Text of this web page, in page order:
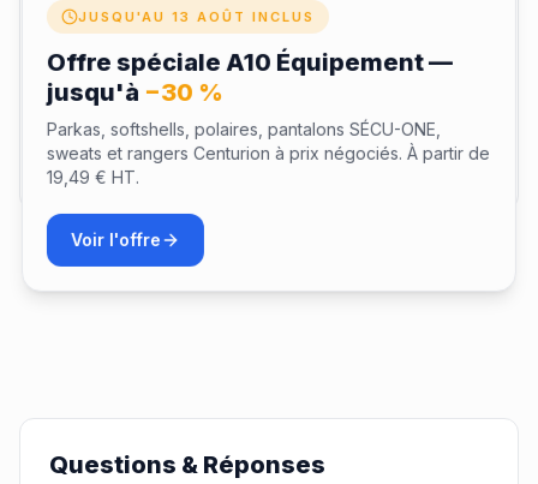
Envoyer mon avis
Questions & Réponses
JUSQU'AU 13 AOÛT INCLUS
Offre spéciale A10 Équipement —
jusqu'à −30 %
Parkas, softshells, polaires, pantalons SÉCU-ONE,
sweats et rangers Centurion à prix négociés. À partir de
19,49 € HT.
Voir l'offre